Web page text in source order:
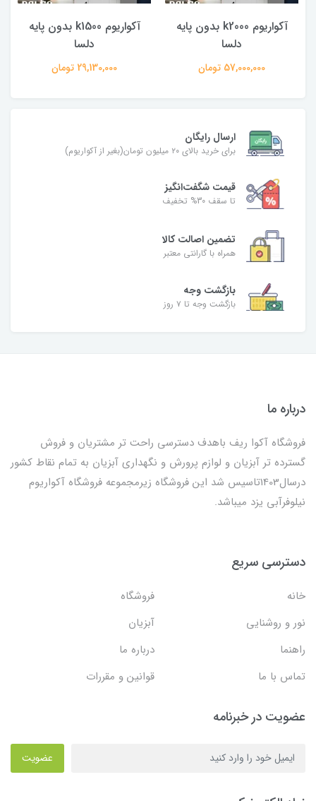
آکواریوم k2000 بدون پایه
دلسا
57,000,000 تومان
آکواریوم k1500 بدون پایه
دلسا
29,130,000 تومان
ارسال رایگان
برای خرید بالای ۲۰ میلیون تومان(بغیر از آکواریوم)
قیمت شگفت‌انگیز
تا سقف 30% تخفیف
تضمین اصالت کالا
همراه با گارانتی معتبر
بازگشت وجه
بازگشت وجه تا ۷ روز
درباره ما
فروشگاه آکوا ریف باهدف دسترسی راحت تر مشتریان و فروش
گسترده تر آبزیان و لوازم پرورش و نگهداری آبزیان به تمام نقاط کشور
درسال1403تاسیس شد این فروشگاه زیرمجموعه فروشگاه آکواریوم
نیلوفرآبی یزد میباشد.
دسترسی سریع
خانه
فروشگاه
نور و روشنایی
آبزیان
راهنما
درباره ما
تماس با ما
قوانین و مقررات
عضویت در خبرنامه
عضویت